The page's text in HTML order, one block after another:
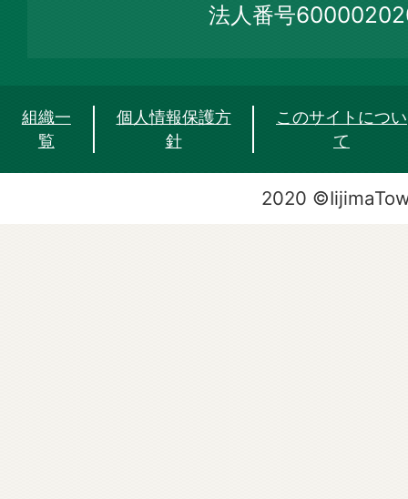
法人番号
組織一
覧
個人情報保護方
針
このサイトについ
て
2020